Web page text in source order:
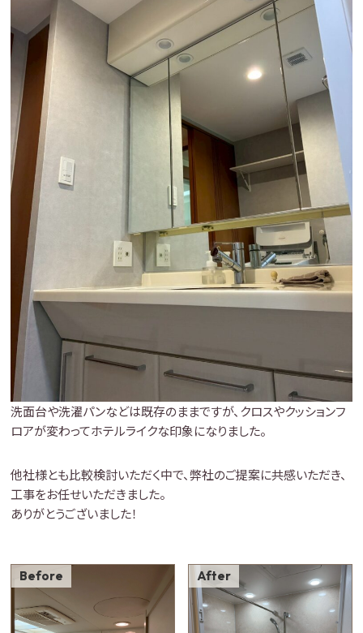
洗面台や洗濯パンなどは既存のままですが、クロスやクッションフ
ロアが変わってホテルライクな印象になりました。
他社様とも比較検討いただく中で、弊社のご提案に共感いただき、
工事をお任せいただきました。
ありがとうございました！
Before After